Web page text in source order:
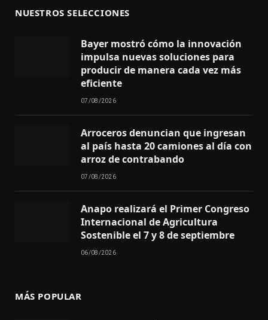
NUESTROS SELECCIONES
Bayer mostró cómo la innovación
impulsa nuevas soluciones para
producir de manera cada vez más
eficiente
07/08/2026
Arroceros denuncian que ingresan
al país hasta 20 camiones al día con
arroz de contrabando
07/08/2026
Anapo realizará el Primer Congreso
Internacional de Agricultura
Sostenible el 7 y 8 de septiembre
06/08/2026
MÁS POPULAR